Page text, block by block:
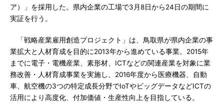
ア）」を採用した。県内企業の工場で3月8日から24日の期間に
実証を行う。
「戦略産業雇用創造プロジェクト」は、鳥取県が県内企業の事
業拡大と人材育成を目的に2013年から進めている事業。2015年
までに電子・電機産業、素形材、ICTなどの関連産業を対象に業
務改善・人材育成事業を実施し、2016年度から医療機器、自動
車、航空機の3つの特定成長分野でIoTやビッグデータなどICTの
活用により高度化、付加価値・生産性向上を目指している。